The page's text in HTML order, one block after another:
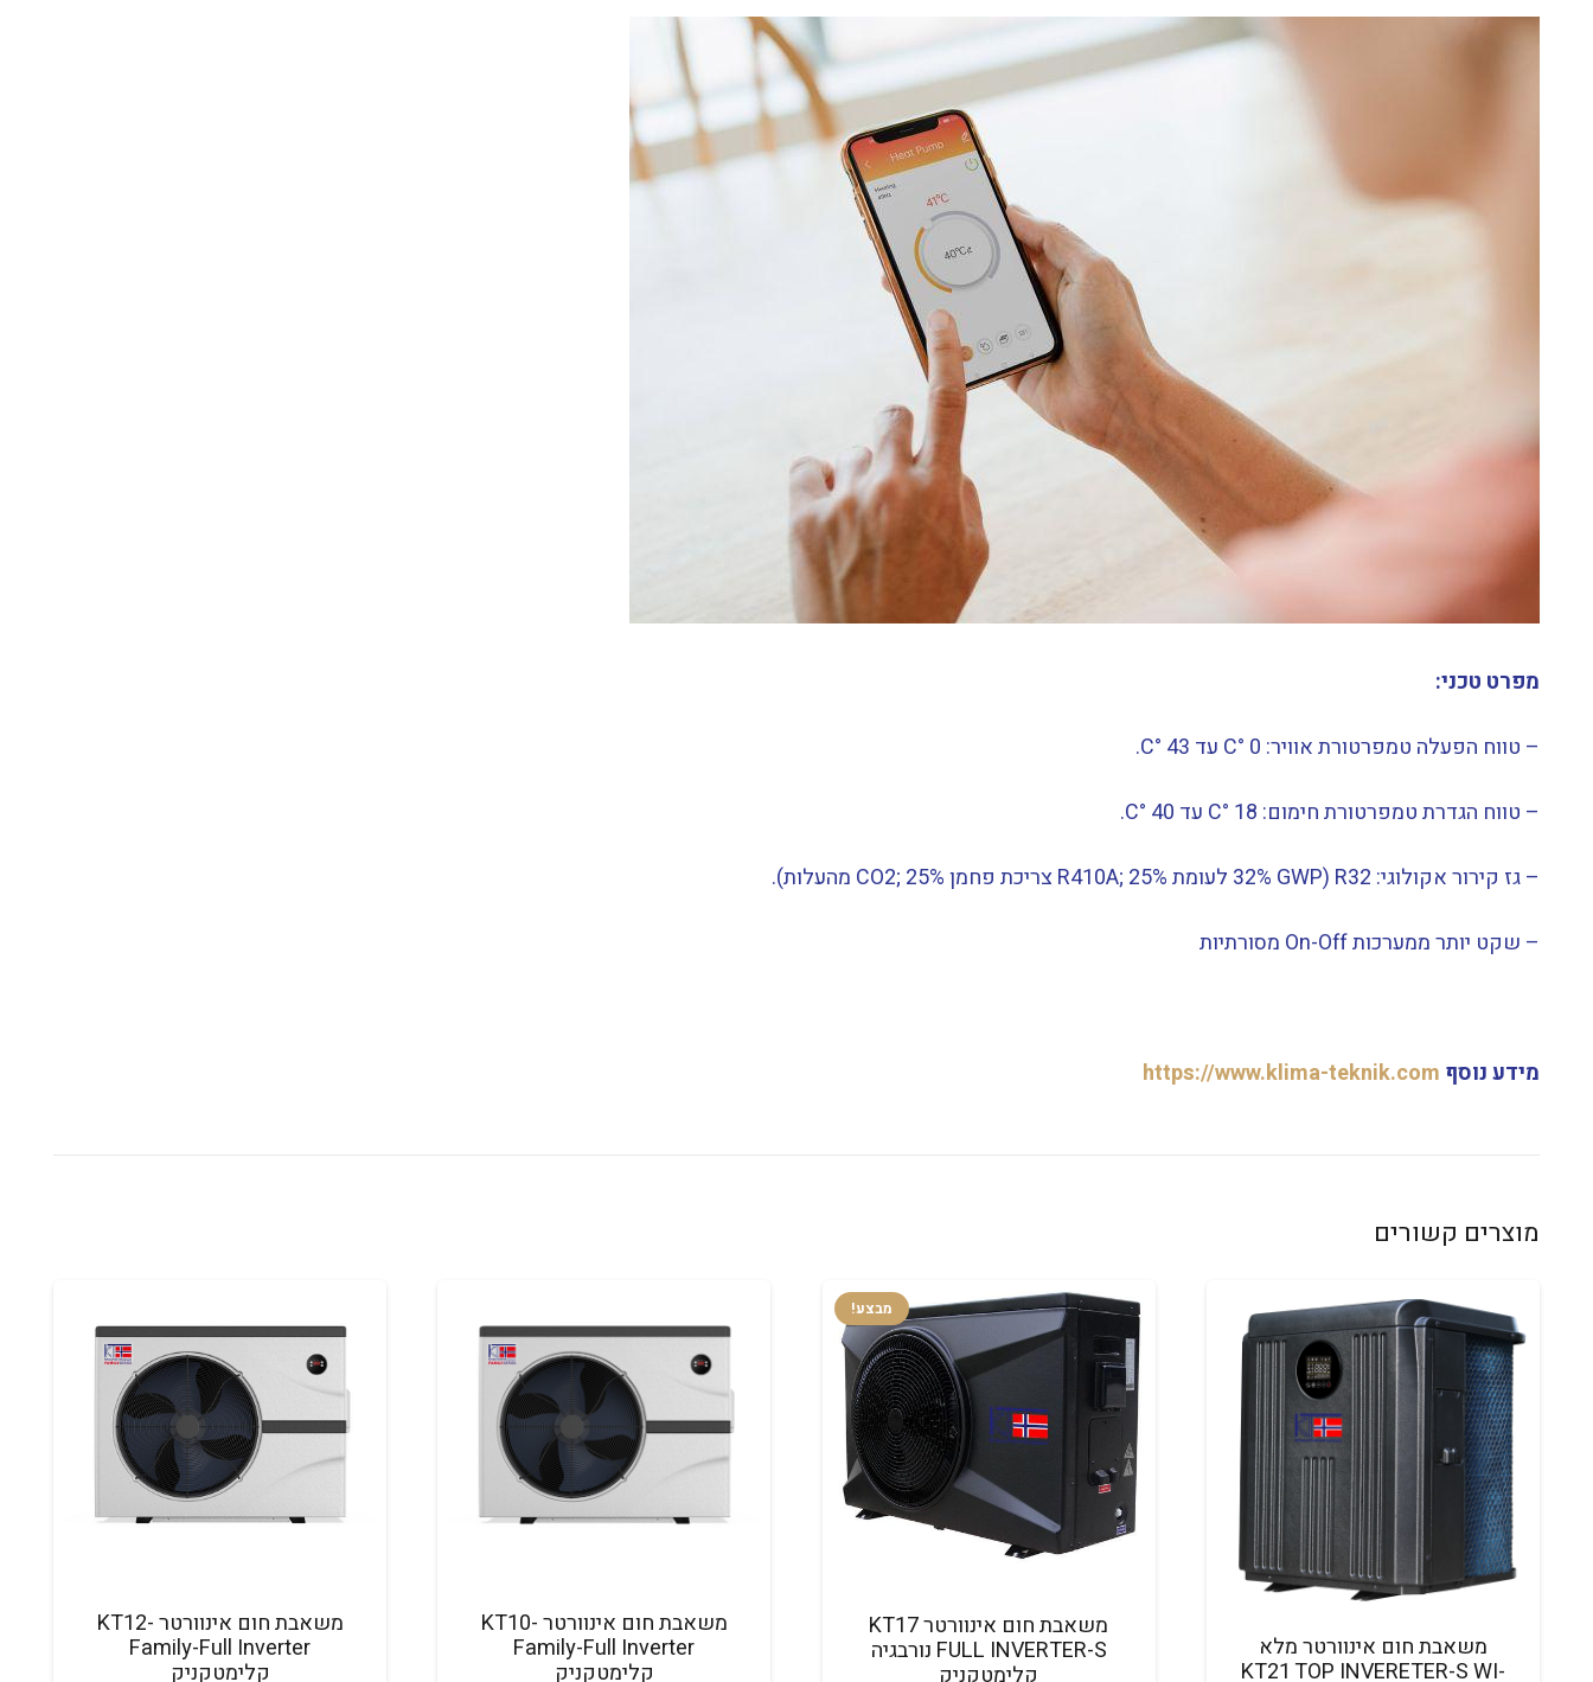
מפרט טכני:
– טווח הפעלה טמפרטורת אוויר: 0 °C עד 43 °C.
– טווח הגדרת טמפרטורת חימום: 18 °C עד 40 °C.
– גז קירור אקולוגי: R32 (32% GWP לעומת R410A; 25% צריכת פחמן CO2; 25% מהעלות).
– שקט יותר ממערכות On-Off מסורתיות
מידע נוסף https://www.klima-teknik.com
מוצרים קשורים
משאבת חום אינוורטר מלא
KT21 TOP INVERETER-S WI-
מבצע!
משאבת חום אינוורטר KT17
FULL INVERTER-S נורבגיה
משאבת חום אינוורטר KT10-
Family-Full Inverter
קלימטקניק
משאבת חום אינוורטר KT12-
Family-Full Inverter
קלימטקניק